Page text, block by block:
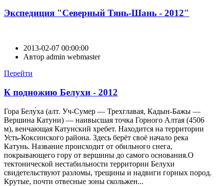
Экспедиция "Северный Тянь-Шань - 2012"
2013-02-07 00:00:00
Автор admin webmaster
Перейти
К подножию Белухи - 2012
Гора Белу́ха (алт. Уч-Сумер — Трехглавая, Кадын-Бажы —
Вершина Катуни) — наивысшая точка Горного Алтая (4506
м), венчающая Катунский хребет. Находится на территории
Усть-Коксинского района. Здесь берёт своё начало река
Катунь. Название происходит от обильного снега,
покрывающего гору от вершины до самого основания.О
тектонической нестабильности территории Белухи
свидетельствуют разломы, трещины и надвиги горных пород.
Крутые, почти отвесные зоны скольжен...